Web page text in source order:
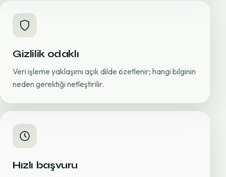
Gizlilik odaklı
Veri işleme yaklaşımı açık dilde özetlenir; hangi bilginin
neden gerektiği netleştirilir.
Hızlı başvuru